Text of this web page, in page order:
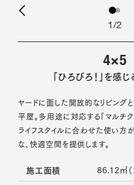
1/2
4×5
「ひろびろ！」を感
ヤードに面した開放的なリビング
平屋。多用途に対応する「マルチク
ライフスタイルに合わせた使い方
な、快適空間を提供します。
施工面積 86.12㎡